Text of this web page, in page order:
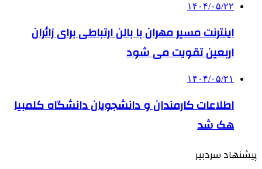
۱۴۰۴/۰۵/۲۲
اینترنت مسیر مهران با بالن ارتباطی برای زائران
اربعین تقویت می شود
۱۴۰۴/۰۵/۲۱
اطلاعات کارمندان و دانشجویان دانشگاه کلمبیا
هک شد
پیشنهاد سردبیر